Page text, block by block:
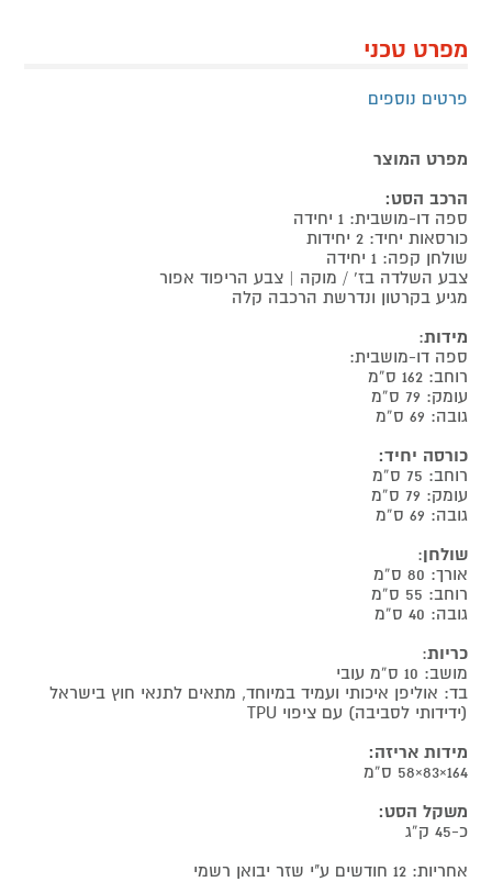
מפרט טכני
פרטים נוספים
מפרט המוצר
הרכב הסט:
ספה דו-מושבית: 1 יחידה
כורסאות יחיד: 2 יחידות
שולחן קפה: 1 יחידה
צבע השלדה בז’ / מוקה | צבע הריפוד אפור
מגיע בקרטון ונדרשת הרכבה קלה
מידות:
ספה דו-מושבית:
רוחב: 162 ס”מ
עומק: 79 ס”מ
גובה: 69 ס”מ
כורסה יחיד:
רוחב: 75 ס”מ
עומק: 79 ס”מ
גובה: 69 ס”מ
שולחן:
אורך: 80 ס”מ
רוחב: 55 ס”מ
גובה: 40 ס”מ
כריות:
מושב: 10 ס”מ עובי
בד: אוליפן איכותי ועמיד במיוחד, מתאים לתנאי חוץ בישראל
(ידידותי לסביבה) עם ציפוי TPU
מידות אריזה:
164×83×58 ס”מ
משקל הסט:
כ-45 ק”ג
אחריות: 12 חודשים ע"י שזר יבואן רשמי